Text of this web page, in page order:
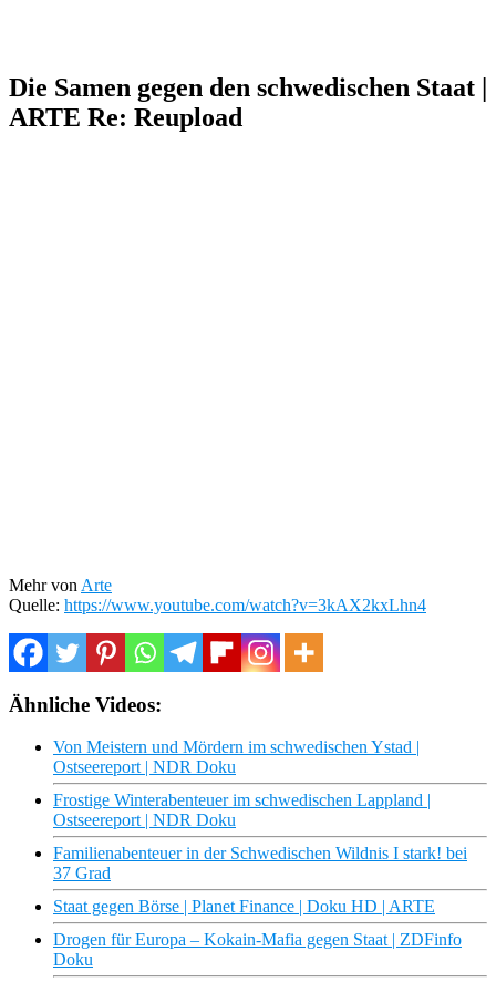
Die Samen gegen den schwedischen Staat |
ARTE Re: Reupload
Mehr von Arte
Quelle: https://www.youtube.com/watch?v=3kAX2kxLhn4
Ähnliche Videos:
Von Meistern und Mördern im schwedischen Ystad |
Ostseereport | NDR Doku
Frostige Winterabenteuer im schwedischen Lappland |
Ostseereport | NDR Doku
Familienabenteuer in der Schwedischen Wildnis I stark! bei
37 Grad
Staat gegen Börse | Planet Finance | Doku HD | ARTE
Drogen für Europa – Kokain-Mafia gegen Staat | ZDFinfo
Doku